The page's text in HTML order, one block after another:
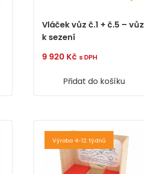
Vláček vůz č.1 + č.5 – vůz
k sezení
9 920 Kč s DPH
Přidat do košíku
Výroba 4-12. týdnů